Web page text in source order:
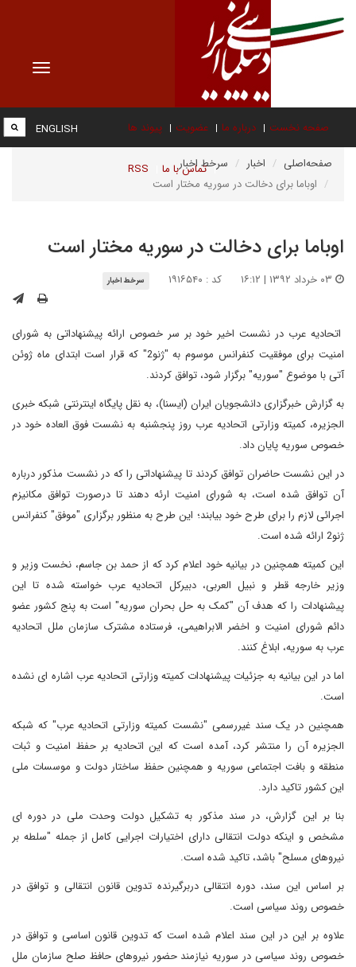
Toggle
صفحه نخست درباره ما عضویت پیوند ها
تماس با ما RSS
ENGLISH
صفحه‌اصلی اخبار
سرخط اخبار
اوباما برای دخالت در سوریه مختار است
اوباما برای دخالت در سوریه مختار است
کد : ۱۹۱۶۵۴۰ سرخط اخبار
اتحادیه عرب در نشست اخیر خود بر سر خصوص ارائه پیشنهاداتی به شورای
امنیت برای موفقیت کنفرانس موسوم به "ژنو2" که قرار است ابتدای ماه ژوئن
آتی با موضوع "سوریه" برگزار شود، توافق کردند.
به گزارش خبرگزاری دانشجویان ایران (ایسنا)، به نقل پایگاه اینترنتی شبکه خبری
الجزیره، کمیته وزارتی اتحادیه عرب روز پنجشنبه به نشست فوق العاده خود در
خصوص سوریه پایان داد.
در این نشست حاضران توافق کردند تا پیشنهاداتی را که در نشست مذکور درباره
آن توافق شده است، به شورای امنیت ارئه دهند تا درصورت توافق مکانیزم
اجرائی لازم را برای طرح خود بیابند؛ این طرح به منظور برگزاری "موفق" کنفرانس
ژنو2 ارائه شده است.
این کمیته همچنین در بیانیه خود اعلام کرد که از حمد بن جاسم، نخست وزیر و
وزیر خارجه قطر و نبیل العربی، دبیرکل اتحادیه عرب خواسته شده تا این
پیشنهادات را که هدف آن "کمک به حل بحران سوریه" است به پنج کشور عضو
دائم شورای امنیت و اخضر الابراهیمی، فرستاده مشترک سازمان ملل اتحادیه
عرب به سوریه، ابلاغ کنند.
اما در این بیانیه به جزئیات پیشنهادات کمیته وزارتی اتحادیه عرب اشاره ای نشده
است.
همچنین در یک سند غیررسمی "نشست کمیته وزارتی اتحادیه عرب" که شبکه
الجزیره آن را منتشر کرد، آمده است که این اتحادیه بر حفظ امنیت و ثبات
منطقه و بافت اجتماعی سوریه و همچنین حفظ ساختار دولت و موسسات ملی
این کشور تاکید دارد.
بنا بر این گزارش، در سند مذکور به تشکیل دولت وحدت ملی در دوره ای
مشخص و اینکه دولت انتقالی دارای اختیارات اجرایی کامل از جمله "سلطه بر
نیروهای مسلح" باشد، تاکید شده است.
بر اساس این سند، دوره انتقالی دربرگیرنده تدوین قانون انتقالی و توافق در
خصوص روند سیاسی است.
علاوه بر این در این سند اعلام شده است که تدوین قانون اساسی و توافق در
خصوص روند سیاسی در سوریه نیازمند حضور نیروهای حافظ صلح سازمان ملل